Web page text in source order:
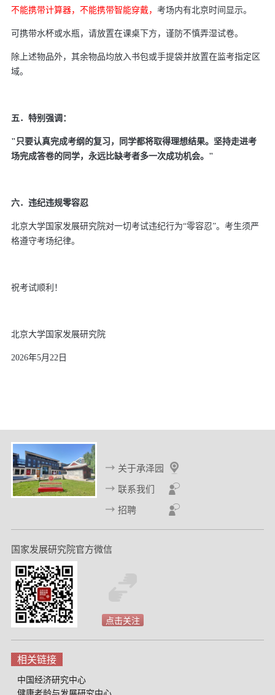
不能携带计算器，不能携带智能穿戴， 考场内有北京时间显示。
可携带水杯或水瓶，请放置在课桌下方，谨防不慎弄湿试卷。
除上述物品外，其余物品均放入书包或手提袋并放置在监考指定区
域。
五．特别强调：
" 只要认真完成考纲的复习，同学都将取得理想结果。坚持走进考
场完成答卷的同学，永远比缺考者多一次成功机会。 "
六．违纪违规零容忍
北京大学国家发展研究院对一切考试违纪行为“零容忍”。考生须严
格遵守考场纪律。
祝考试顺利！
北京大学国家发展研究院
2026年5月 22 日
关于承泽园
联系我们
招聘
国家发展研究院官方微信
点击关注
相关链接
中国经济研究中心
健康老龄与发展研究中心